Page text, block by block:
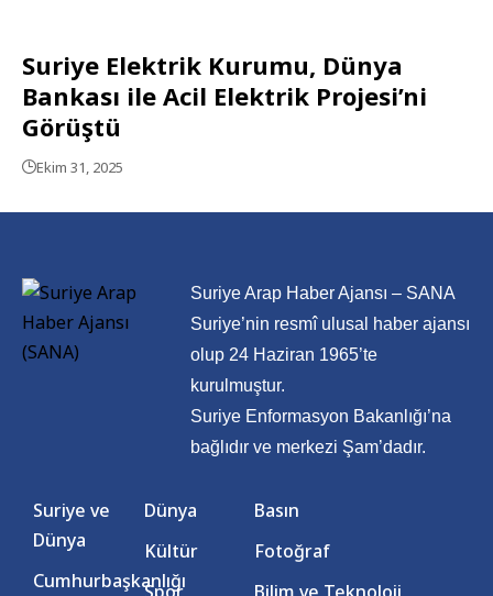
Suriye Elektrik Kurumu, Dünya
Bankası ile Acil Elektrik Projesi’ni
Görüştü
Ekim 31, 2025
Suriye Arap Haber Ajansı – SANA
Suriye’nin resmî ulusal haber ajansı
olup 24 Haziran 1965’te
kurulmuştur.
Suriye Enformasyon Bakanlığı’na
bağlıdır ve merkezi Şam’dadır.
Suriye ve
Dünya
Cumhurbaşkanlığı
Dünya
Kültür
Spor
Basın
Fotoğraf
Bilim ve Teknoloji